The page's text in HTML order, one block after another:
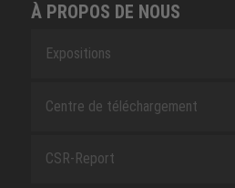
À PROPOS DE NOUS
Expositions
Centre de téléchargement
CSR-Report